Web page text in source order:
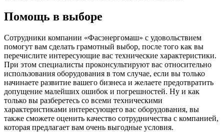
Помощь в выборе
Сотрудники компании «Фасэнергомаш» с удовольствием
помогут вам сделать грамотный выбор, после того как вы
перечислите интересующие вас технические характеристики.
При этом специалисты проконсультируют вас относительно
использования оборудования в том случае, если вы только
начинаете развитие вашего бизнеса и желаете предотвратить
допущение малейших ошибок и погрешностей. Ну и как
только вы разберетесь со всеми техническими
характеристиками интересующего вас оборудования, вы
также сможете оценить качество сотрудничества с компанией,
которая предлагает вам очень выгодные условия.